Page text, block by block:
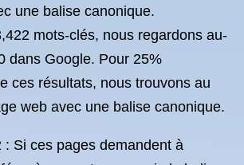
une balise canonique.
mots-clés, nous regardons au-
dans Google. Pour 25%
ces résultats, nous trouvons au
web avec une balise canonique.
: Si ces pages demandent à